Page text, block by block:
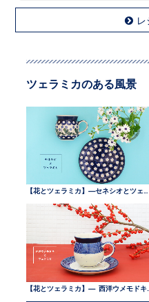
レ
ツェラミカのある風景